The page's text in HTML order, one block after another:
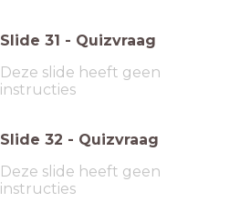
Slide 31 - Quizvraag
Deze slide heeft geen
instructies
Slide 32 - Quizvraag
Deze slide heeft geen
instructies